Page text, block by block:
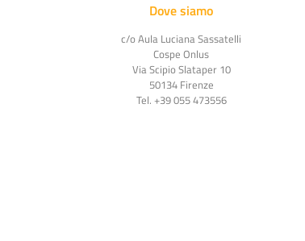
Dove siamo
c/o Aula Luciana Sassatelli
Cospe Onlus
Via Scipio Slataper 10
50134 Firenze
Tel. +39 055 473556